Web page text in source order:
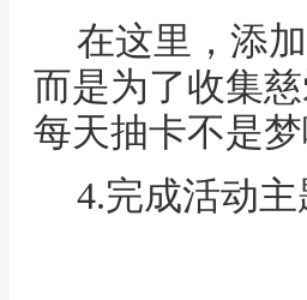
在这里，添
而是为了收集
每天抽卡不是梦
4.完成活动